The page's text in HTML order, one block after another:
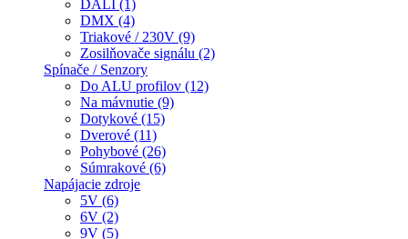
DALI (1)
DMX (4)
Triakové / 230V (9)
Zosilňovače signálu (2)
Spínače / Senzory
Do ALU profilov (12)
Na mávnutie (9)
Dotykové (15)
Dverové (11)
Pohybové (26)
Súmrakové (6)
Napájacie zdroje
5V (6)
6V (2)
9V (5)